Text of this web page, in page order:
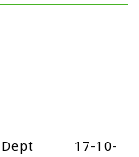
Dept
17-10-